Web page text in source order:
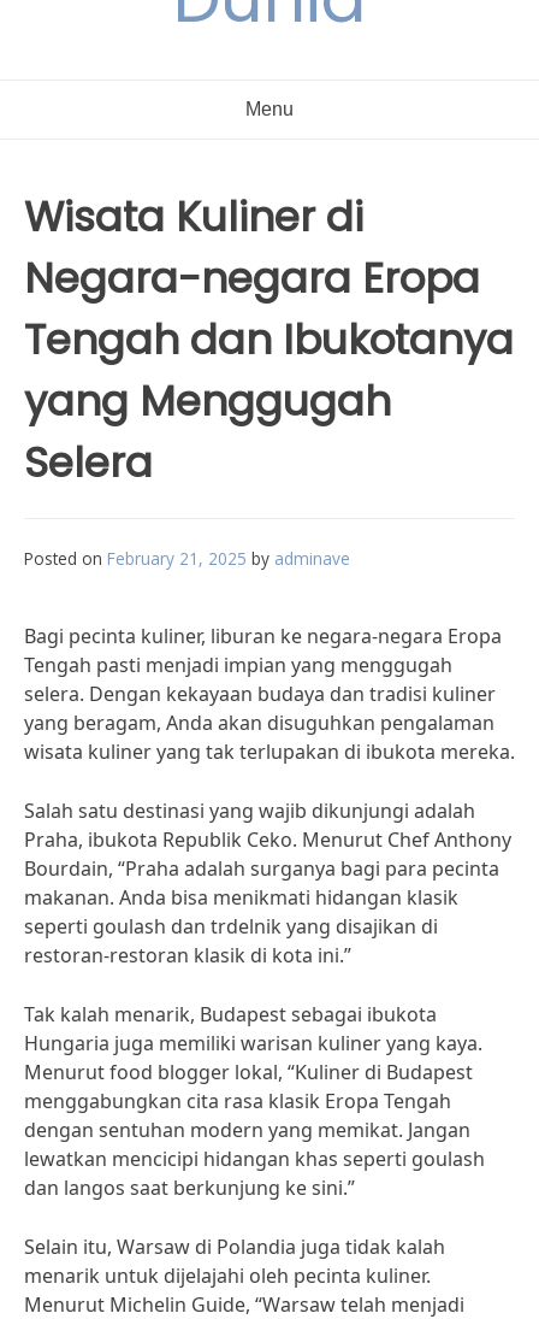
Menu
Wisata Kuliner di
Negara-negara Eropa
Tengah dan Ibukotanya
yang Menggugah
Selera
Posted on February 21, 2025 by adminave
Bagi pecinta kuliner, liburan ke negara-negara Eropa
Tengah pasti menjadi impian yang menggugah
selera. Dengan kekayaan budaya dan tradisi kuliner
yang beragam, Anda akan disuguhkan pengalaman
wisata kuliner yang tak terlupakan di ibukota mereka.
Salah satu destinasi yang wajib dikunjungi adalah
Praha, ibukota Republik Ceko. Menurut Chef Anthony
Bourdain, “Praha adalah surganya bagi para pecinta
makanan. Anda bisa menikmati hidangan klasik
seperti goulash dan trdelnik yang disajikan di
restoran-restoran klasik di kota ini.”
Tak kalah menarik, Budapest sebagai ibukota
Hungaria juga memiliki warisan kuliner yang kaya.
Menurut food blogger lokal, “Kuliner di Budapest
menggabungkan cita rasa klasik Eropa Tengah
dengan sentuhan modern yang memikat. Jangan
lewatkan mencicipi hidangan khas seperti goulash
dan langos saat berkunjung ke sini.”
Selain itu, Warsaw di Polandia juga tidak kalah
menarik untuk dijelajahi oleh pecinta kuliner.
Menurut Michelin Guide, “Warsaw telah menjadi